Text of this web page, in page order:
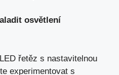
osvětlení
řetěz s nastavitelnou
experimentovat s